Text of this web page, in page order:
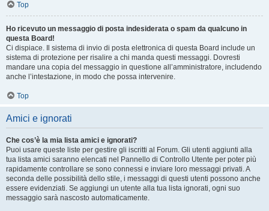
Top
Ho ricevuto un messaggio di posta indesiderata o spam da qualcuno in
questa Board!
Ci dispiace. Il sistema di invio di posta elettronica di questa Board include un
sistema di protezione per risalire a chi manda questi messaggi. Dovresti
mandare una copia del messaggio in questione all’amministratore, includendo
anche l’intestazione, in modo che possa intervenire.
Top
Amici e ignorati
Che cos’è la mia lista amici e ignorati?
Puoi usare queste liste per gestire gli iscritti al Forum. Gli utenti aggiunti alla
tua lista amici saranno elencati nel Pannello di Controllo Utente per poter più
rapidamente controllare se sono connessi e inviare loro messaggi privati. A
seconda delle possibilità dello stile, i messaggi di questi utenti possono anche
essere evidenziati. Se aggiungi un utente alla tua lista ignorati, ogni suo
messaggio sarà nascosto automaticamente.